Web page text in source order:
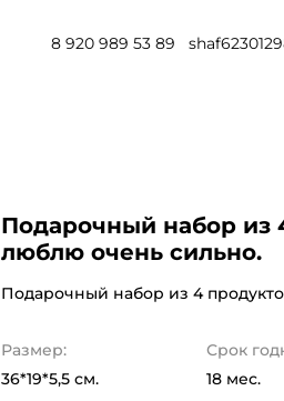
8 920 989 53 89
Подарочный набор из
люблю очень сильно.
Подарочный набор из 4
Размер:
36*19*5,5 см.
Срок
18 мес.